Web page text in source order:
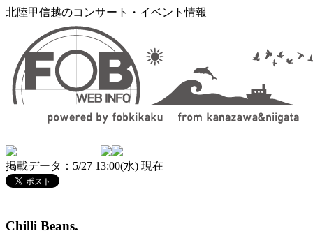
北陸甲信越のコンサート・イベント情報
掲載データ：5/27 13:00(水) 現在
Chilli Beans.